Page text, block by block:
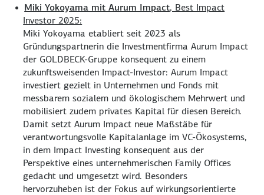
Miki Yokoyama mit Aurum Impact, Best Impact
Investor 2025:
Miki Yokoyama etabliert seit 2023 als
Gründungspartnerin die Investmentfirma Aurum Impact
der GOLDBECK-Gruppe konsequent zu einem
zukunftsweisenden Impact-Investor: Aurum Impact
investiert gezielt in Unternehmen und Fonds mit
messbarem sozialem und ökologischem Mehrwert und
mobilisiert zudem privates Kapital für diesen Bereich.
Damit setzt Aurum Impact neue Maßstäbe für
verantwortungsvolle Kapitalanlage im VC-Ökosystems,
in dem Impact Investing konsequent aus der
Perspektive eines unternehmerischen Family Offices
gedacht und umgesetzt wird. Besonders
hervorzuheben ist der Fokus auf wirkungsorientierte